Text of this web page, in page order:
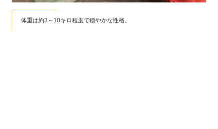
体重は約3～10キロ程度で穏やかな性格。